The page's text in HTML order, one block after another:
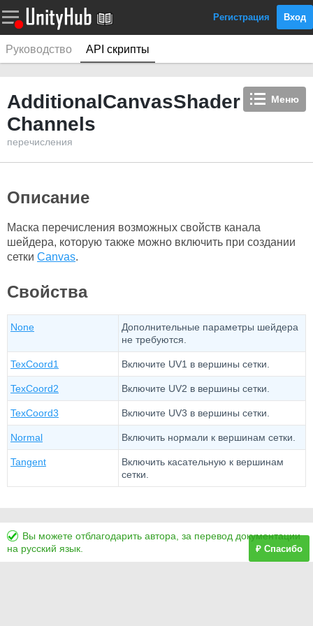
Регистрация Вход
Руководство API скрипты
Меню
AdditionalCanvasShader
Channels
перечисления
Описание
Маска перечисления возможных свойств канала
шейдера, которую также можно включить при создании
сетки Canvas.
Свойства
None
Дополнительные параметры шейдера
не требуются.
TexCoord1 Включите UV1 в вершины сетки.
TexCoord2 Включите UV2 в вершины сетки.
TexCoord3 Включите UV3 в вершины сетки.
Normal Включить нормали к вершинам сетки.
Tangent
Включить касательную к вершинам
сетки.
Вы можете отблагодарить автора, за перевод документации
на русский язык.
₽ Спасибо